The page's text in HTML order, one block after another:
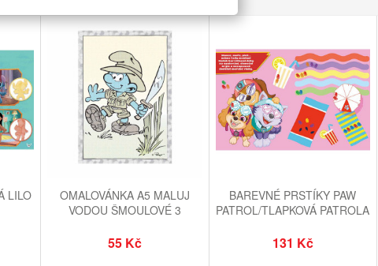
LILO
OMALOVÁNKA A5 MALUJ
VODOU ŠMOULOVÉ 3
55 Kč
BAREVNÉ PRSTÍKY PAW
PATROL/TLAPKOVÁ PATROLA
131 Kč